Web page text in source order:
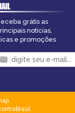
grátis as
notícias,
e promoções